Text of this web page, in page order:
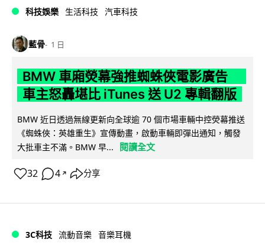
科技娛樂 生活科技 汽車科技
藍骨 1 日
BMW 車廂熒幕強推蜘蛛俠電影廣告
車主怒轟堪比 iTunes 送 U2 專輯翻版
BMW 近日透過無線更新向全球逾 70 個市場車輛中控熒幕推送
《蜘蛛俠：英雄重生》宣傳動畫，啟動車輛即彈出通知，觸發
大批車主不滿。BMW 早...
閱讀全文
32 4 ↗ 分享
3C科技 流動音樂 音樂耳機